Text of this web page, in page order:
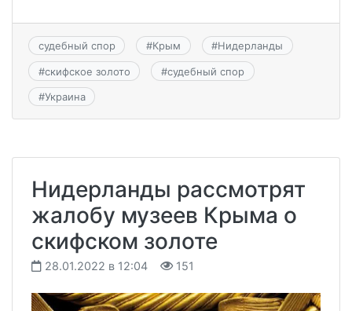
судебный спор #Крым #Нидерланды
#скифское золото #судебный спор
#Украина
Нидерланды рассмотрят
жалобу музеев Крыма о
скифском золоте
28.01.2022 в 12:04 151